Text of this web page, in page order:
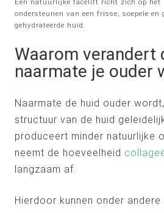
Een natuurlijke facelift richt zich op het
ondersteunen van een frisse, soepele en
gehydrateerde huid.
Waarom verandert
naarmate je ouder
Naarmate de huid ouder
structuur van de huid
produceert minder natuurlijke
neemt de hoeveelheid
langzaam af.
Hierdoor kunnen onder andere